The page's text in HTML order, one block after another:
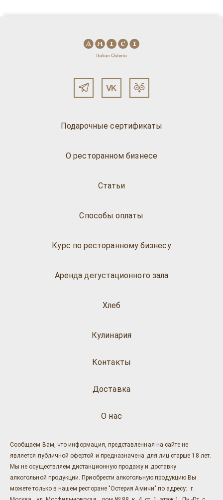
Подарочные сертификаты
О ресторанном бизнесе
Статьи
Способы оплаты
Курс по ресторанному бизнесу
Аренда дегустационного зала
Хлеб
Кулинария
О нас
Доставка
Контакты
Сообщаем Вам, что информация, представленная на сайте не
является публичной офертой и предназначена для лиц старше 18 лет.
Мы не осуществляем дистанционную продажу и доставку
алкогольной продукции. Приобрести алкогольную продукцию Вы
можете только в нашем ресторане "Остерия Амичи" по адресу: г.